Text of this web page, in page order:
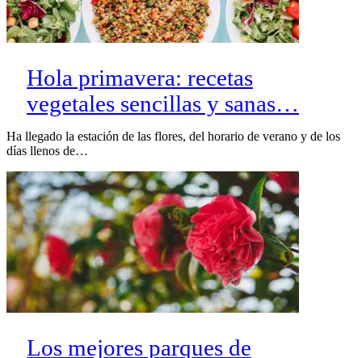
Hola primavera: recetas
vegetales sencillas y sanas…
Ha llegado la estación de las flores, del horario de verano y de los
días llenos de…
Los mejores parques de